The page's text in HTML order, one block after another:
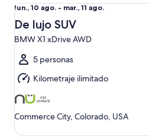
Del
lun.,
10
ago.
al
mar.,
11
ago.
lun., 10 ago. - mar., 11 ago.
De lujo SUV
BMW X1 xDrive AWD
5 personas
Kilometraje ilimitado
Commerce City, Colorado, USA